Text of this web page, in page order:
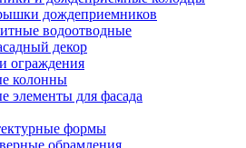
дождеприемников
водоотводные
декор
ограждения
колонны
элементы для фасада
формы
обрамления